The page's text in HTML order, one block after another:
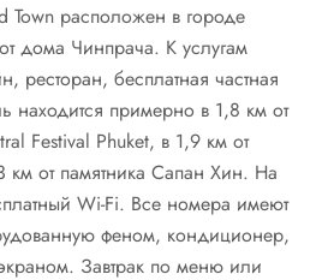
Town расположен в городе
дома Чинпрача. К услугам
ресторан, бесплатная частная
находится примерно в 1,8 км от
Festival Phuket, в 1,9 км от
от памятника Сапан Хин. На
Wi-Fi. Все номера имеют
феном, кондиционер,
Завтрак по меню или